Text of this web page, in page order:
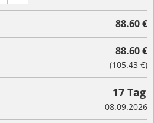
88.60 €
88.60 €
(105.43 €)
17 Tag
08.09.2026